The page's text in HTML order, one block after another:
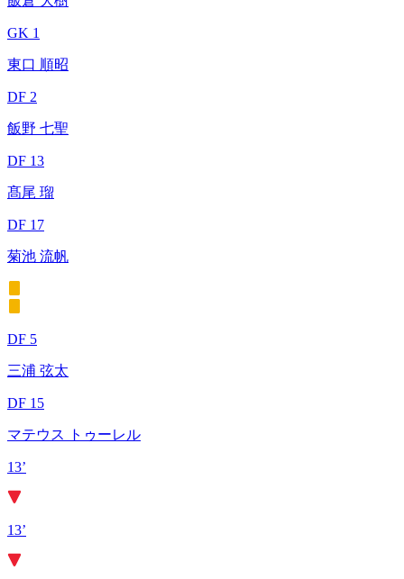
GK 1
東口 順昭
DF 2
飯野 七聖
DF 13
髙尾 瑠
DF 17
菊池 流帆
DF 5
三浦 弦太
DF 15
マテウス トゥーレル
13’
13’